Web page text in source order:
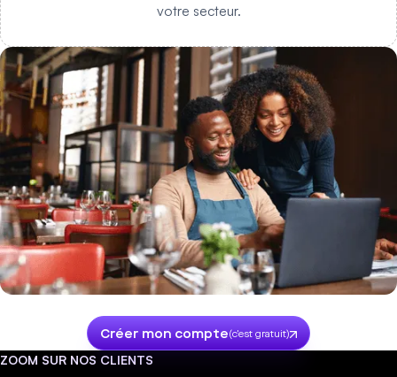
votre secteur.
Créer mon compte(c'est gratuit)
ZOOM SUR NOS CLIENTS